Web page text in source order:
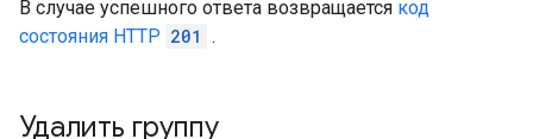
В случае успешного ответа возвращается код
состояния HTTP 201 .
Удалить группу